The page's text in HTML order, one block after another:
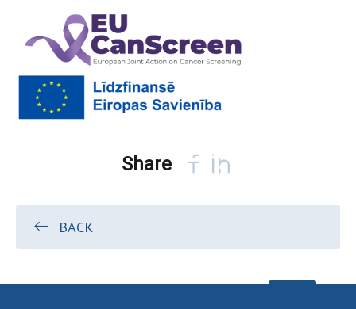
Share
BACK